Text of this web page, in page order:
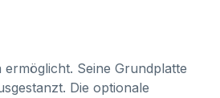
Seine Grundplatte
Die optionale